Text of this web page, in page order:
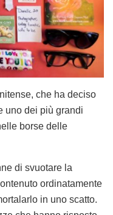
che ha deciso
uno dei più grandi
borse delle
di svuotare la
ordinatamente
in uno scatto.